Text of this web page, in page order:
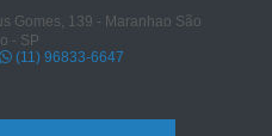
Gomes, 139 - Maranhao São
- SP
(11) 96833-6647